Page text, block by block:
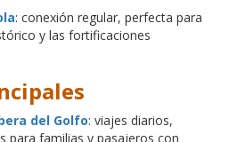
: conexión regular, perfecta para
y las fortificaciones
del Golfo: viajes diarios,
para familias y pasajeros con